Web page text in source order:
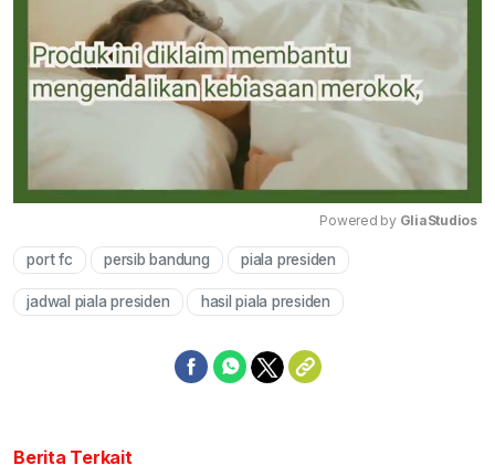
Powered by GliaStudios
port fc persib bandung piala presiden
jadwal piala presiden hasil piala presiden
Berita Terkait